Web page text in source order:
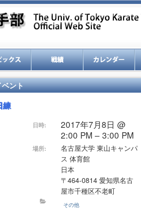
ベント
練
日時:
2017年7月8日 @
2:00 PM – 3:00 PM
場所:
名古屋大学 東山キャンパ
ス 体育館
日本
〒464-0814 愛知県名古
屋市千種区不老町
その他